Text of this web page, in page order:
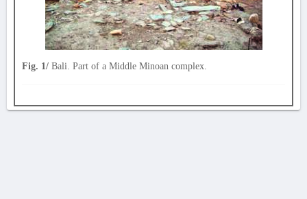
Fig. 1/ Bali. Part of a Middle Minoan complex.